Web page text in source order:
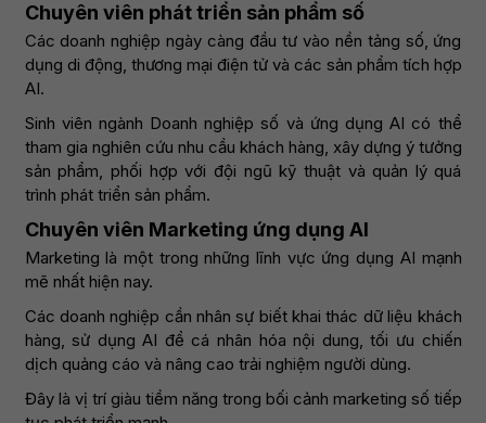
Chuyên viên phát triển sản phẩm số
Các doanh nghiệp ngày càng đầu tư vào nền tảng số, ứng
dụng di động, thương mại điện tử và các sản phẩm tích hợp
AI.
Sinh viên ngành Doanh nghiệp số và ứng dụng AI có thể
tham gia nghiên cứu nhu cầu khách hàng, xây dựng ý tưởng
sản phẩm, phối hợp với đội ngũ kỹ thuật và quản lý quá
trình phát triển sản phẩm.
Chuyên viên Marketing ứng dụng AI
Marketing là một trong những lĩnh vực ứng dụng AI mạnh
mẽ nhất hiện nay.
Các doanh nghiệp cần nhân sự biết khai thác dữ liệu khách
hàng, sử dụng AI để cá nhân hóa nội dung, tối ưu chiến
dịch quảng cáo và nâng cao trải nghiệm người dùng.
Đây là vị trí giàu tiềm năng trong bối cảnh marketing số tiếp